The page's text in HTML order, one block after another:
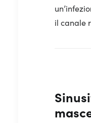
il canale